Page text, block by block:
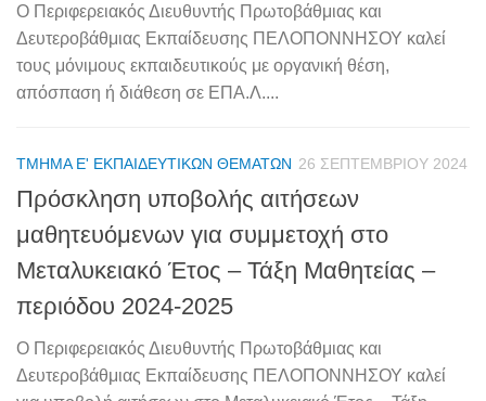
Ο Περιφερειακός Διευθυντής Πρωτοβάθμιας και
Δευτεροβάθμιας Εκπαίδευσης ΠΕΛΟΠΟΝΝΗΣΟΥ καλεί
τους μόνιμους εκπαιδευτικούς με οργανική θέση,
απόσπαση ή διάθεση σε ΕΠΑ.Λ....
ΤΜΉΜΑ Ε' ΕΚΠΑΙΔΕΥΤΙΚΏΝ ΘΕΜΆΤΩΝ 26 ΣΕΠΤΕΜΒΡΊΟΥ 2024
Πρόσκληση υποβολής αιτήσεων
μαθητευόμενων για συμμετοχή στο
Μεταλυκειακό Έτος – Τάξη Μαθητείας –
περιόδου 2024-2025
Ο Περιφερειακός Διευθυντής Πρωτοβάθμιας και
Δευτεροβάθμιας Εκπαίδευσης ΠΕΛΟΠΟΝΝΗΣΟΥ καλεί